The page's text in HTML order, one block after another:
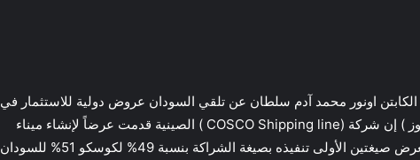
الكابتن اونور محمد آدم سلطان عن تلقي السودان عروض دولية للاستثمار في
مجال الموانئ، وقال اونور لــ (النورس نيوز ) إن شركة (COSCO Shipping line ) الصينية قدمت عرضاً لإنشاء ميناء
جديد على ساحل البحر الأحمر وتضمن العرض صيغتين الأولى تنفيذه بصيغة الشراكة بنسبة 49% لكوسكو 51% للسودان